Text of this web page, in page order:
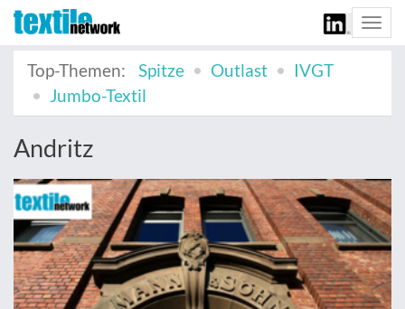
Top-Themen:
Spitze Outlast
IVGT
Jumbo-Textil
Andritz